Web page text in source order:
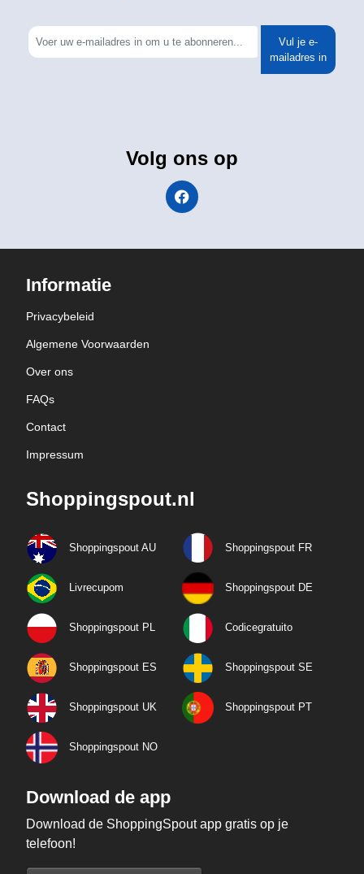
Vul je e-
mailadres in
Volg ons op
Informatie
Privacybeleid
Algemene Voorwaarden
Over ons
FAQs
Contact
Impressum
Shoppingspout.nl
Shoppingspout AU Shoppingspout FR
Livrecupom Shoppingspout DE
Shoppingspout PL Codicegratuito
Shoppingspout ES Shoppingspout SE
Shoppingspout UK Shoppingspout PT
Shoppingspout NO
Download de app
Download de ShoppingSpout app gratis op je
telefoon!